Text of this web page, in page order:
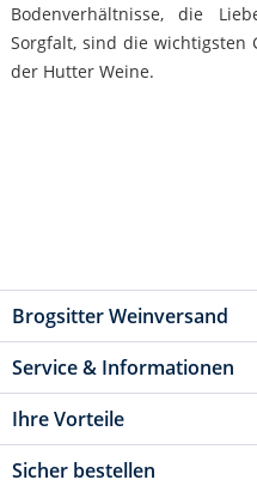
Bodenverhältnisse, die
Sorgfalt, sind die
der Hutter Weine.
Brogsitter Weinversand
Service & Informationen
Ihre Vorteile
Sicher bestellen